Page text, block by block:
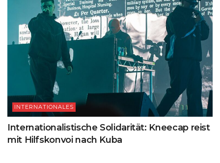
INTERNATIONALES
Internationalistische Solidarität: Kneecap reist
mit Hilfskonvoi nach Kuba